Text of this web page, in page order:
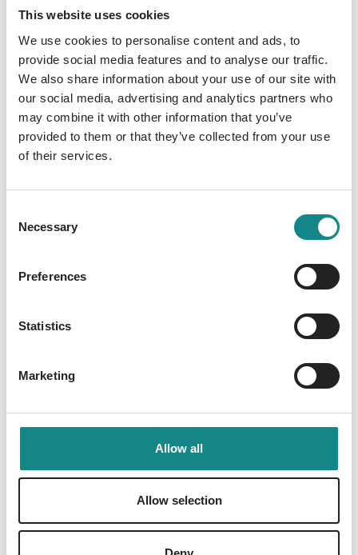
This website uses cookies
We use cookies to personalise content and ads, to
provide social media features and to analyse our traffic.
We also share information about your use of our site with
our social media, advertising and analytics partners who
may combine it with other information that you’ve
provided to them or that they’ve collected from your use
of their services.
Selection
Necessary
Preferences
Statistics
Marketing
Allow all
Allow selection
Abgesandten der Erde. Der einzige Weg, sie
aufzuhalten, könnte eine uralte Waffe sein.
Doch um sie auszulösen, müssen die
Astronomin Celia Baron und ihre Kollegen
sich selbst aufgeben. Und mehr als das!
Dabei ist überhaupt nicht sicher, ob ihr Opfer
das Schlimmste wirklich verhindern kann:
Dass die Angreifer das Sonnensystem und